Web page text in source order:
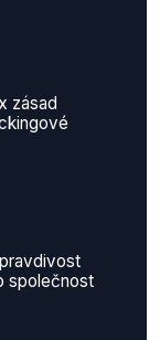
zásad
společnost